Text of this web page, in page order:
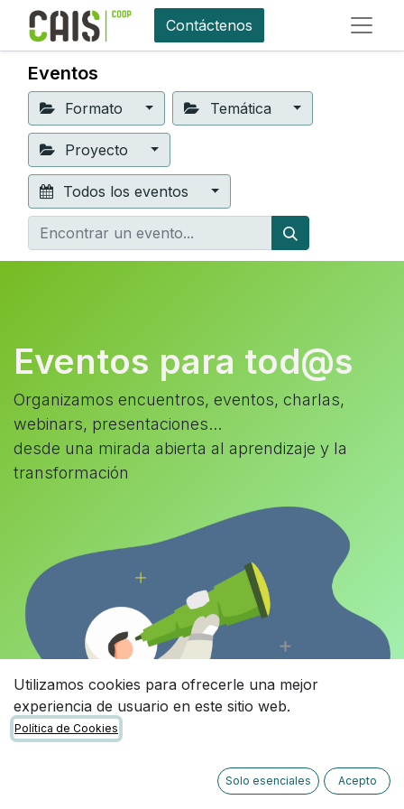
Contáctenos
Eventos
Formato Temática
Proyecto
Todos los eventos
Eventos para tod@s
Organizamos encuentros, eventos, charlas,
webinars, presentaciones...
desde una mirada abierta al aprendizaje y la
transformación
Utilizamos cookies para ofrecerle una mejor
experiencia de usuario en este sitio web.
Política de Cookies
Solo esenciales Acepto